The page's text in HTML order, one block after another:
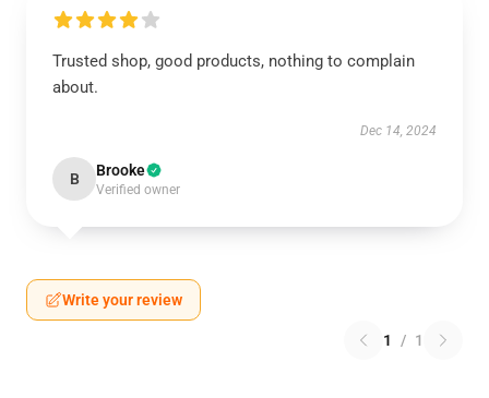
Trusted shop, good products, nothing to complain
about.
Dec 14, 2024
B Brooke
Verified owner
Write your review
1 / 1